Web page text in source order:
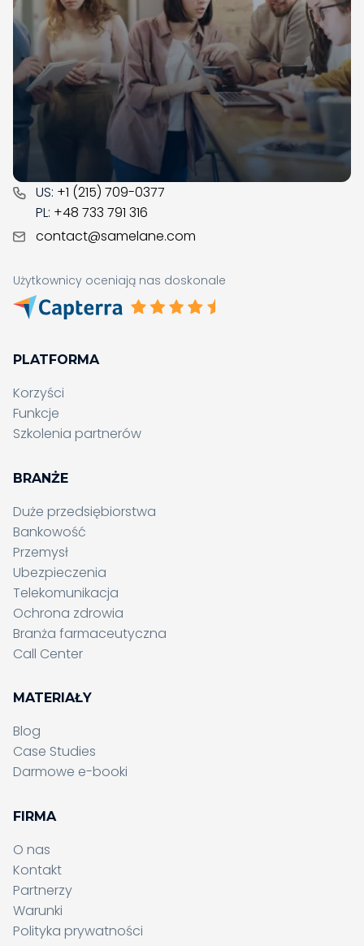
Samelane to firma z siedzibą w UE, z biurami w Wielkiej
Brytanii, Polsce i Norwegii. Działamy na rynku LMSów
od 2017. Przez ten czas zdobyliśmy doświadczenie
biznesowe oraz praktyczną wiedzę w obszarze
zarządzania wiedzą. Jesteśmy gotowi, by wspomóc
Twoją firmę w cyfrowej transformacji.
US: +1 (215) 709-0377
PL: +48 733 791 316
contact@samelane.com
Użytkownicy oceniają nas doskonale
PLATFORMA
Korzyści
Funkcje
Szkolenia partnerów
BRANŻE
Duże przedsiębiorstwa
Bankowość
Przemysł
Ubezpieczenia
Telekomunikacja
Ochrona zdrowia
Branża farmaceutyczna
Call Center
MATERIAŁY
Blog
Case Studies
Darmowe e-booki
FIRMA
O nas
Kontakt
Partnerzy
Warunki
Polityka prywatności
Wysyłanie formularza, proszę